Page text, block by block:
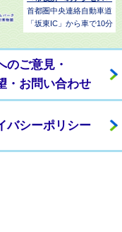
首都圏中央連絡自動車道
「坂東IC」から車で10分
のご意見・
・お問い合わせ
バシーポリシー